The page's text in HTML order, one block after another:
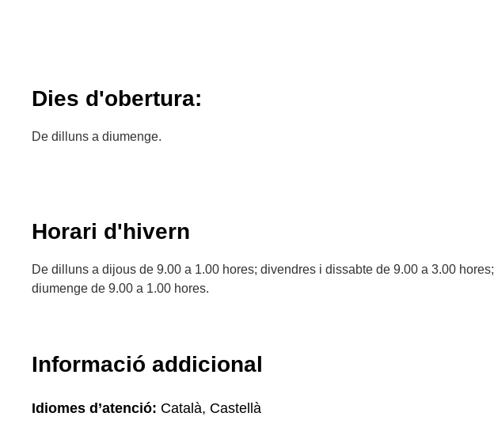
Dies d'obertura:
De dilluns a diumenge.
Horari d'hivern
De dilluns a dijous de 9.00 a 1.00 hores; divendres i dissabte de 9.00 a 3.00 hores;
diumenge de 9.00 a 1.00 hores.
Informació addicional
Idiomes d’atenció: Català, Castellà